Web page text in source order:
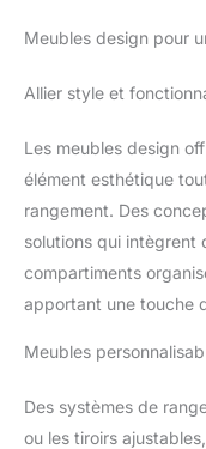
Meubles design pour
Allier style et
Les meubles design
élément esthétique
rangement. Des
solutions qui intègrent
compartiments
apportant une touche
Meubles
Des systèmes de
ou les tiroirs